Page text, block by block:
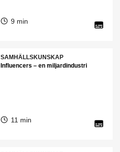
9 min
SAMHÄLLSKUNSKAP
Influencers – en miljardindustri
11 min